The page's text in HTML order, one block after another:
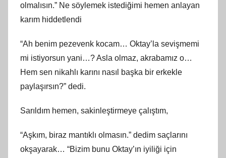
olmalısın.” Ne söylemek istediğimi hemen anlayan
karım hiddetlendi
“Ah benim pezevenk kocam… Oktay’la sevişmemi
mi istiyorsun yani…? Asla olmaz, akrabamız o…
Hem sen nikahlı karını nasıl başka bir erkekle
paylaşırsın?” dedi.
Sarıldım hemen, sakinleştirmeye çalıştım,
“Aşkım, biraz mantıklı olmasın.” dedim saçlarını
okşayarak… “Bizim bunu Oktay’ın iyiliği için